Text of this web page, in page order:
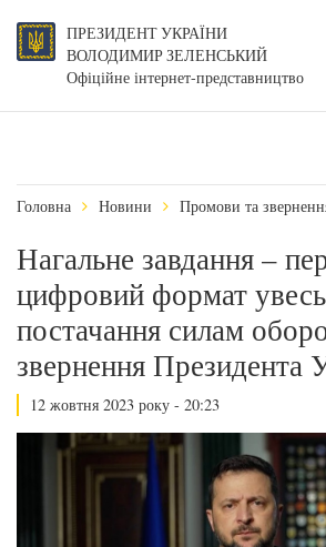
ПРЕЗИДЕНТ УКРАЇНИ
ВОЛОДИМИР ЗЕЛЕНСЬКИЙ
Офіційне інтернет-представництво
Головна Новини Промови та
Нагальне завдання –
цифровий формат
постачання силам
звернення Президента
12 жовтня 2023 року - 20:23